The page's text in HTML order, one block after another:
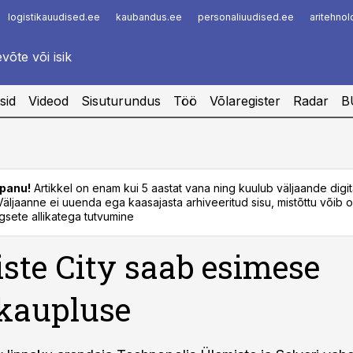
logistikauudised.ee kaubandus.ee personaliuudised.ee
Infopank
Videod Sisuturundus Töö Võlaregister Radar
Artikkel on enam kui 5 aastat vana ning kuulub väljaande
ei uuenda ega kaasajasta arhiveeritud sisu, mistõttu võib
allikatega tutvumine
City saab esimese